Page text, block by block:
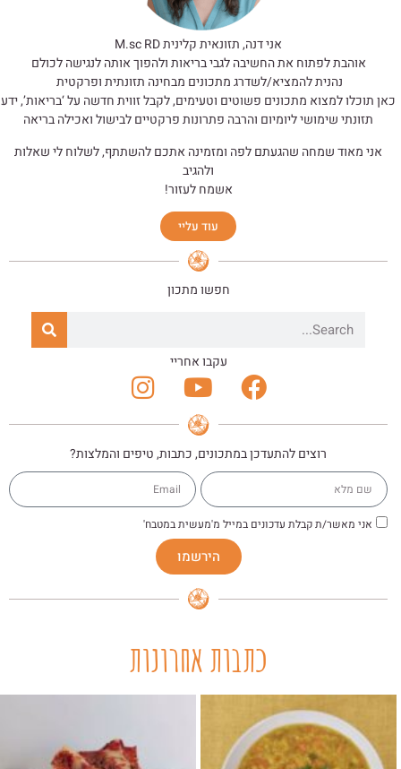
אני דנה, תזונאית קלינית M.sc RD
אוהבת לפתוח את החשיבה לגבי בריאות ולהפוך אותה לנגישה לכולם
נהנית להמציא/לשדרג מתכונים מבחינה תזונתית ופרקטית
כאן תוכלו למצוא מתכונים פשוטים וטעימים, לקבל זווית חדשה על ‘בריאות’, ידע
תזונתי שימושי ליומיום והרבה פתרונות פרקטיים לבישול ואכילה בריאה
אני מאוד שמחה שהגעתם לפה ומזמינה אתכם להשתתף, לשלוח לי שאלות
ולהגיב
אשמח לעזור!
עוד עליי
חפשו מתכון
עקבו אחריי
רוצים להתעדכן במתכונים, כתבות, טיפים והמלצות?
אני מאשר/ת קבלת עדכונים במייל מ'מעשית במטבח'
הירשמו
כתבות אחרונות